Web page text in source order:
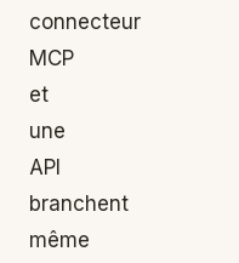
connecteur
MCP
et
une
API
branchent
même